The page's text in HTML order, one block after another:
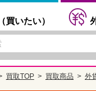
買いたい）
買取TOP 買取商品 外